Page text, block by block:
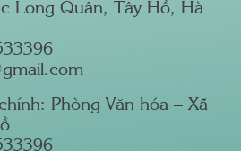
Long Quân, Tây Hồ, Hà
Phòng Văn hóa – Xã